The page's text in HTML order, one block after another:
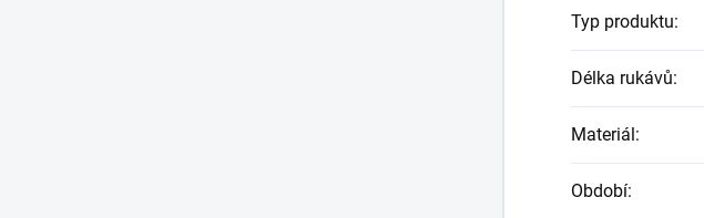
Typ produktu:
Délka rukávů:
Materiál:
Období: